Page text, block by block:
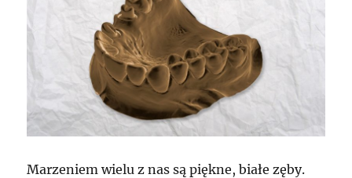
Marzeniem wielu z nas są piękne, białe zęby.